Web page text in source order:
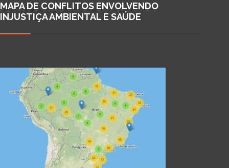
MAPA DE CONFLITOS ENVOLVENDO
INJUSTIÇA AMBIENTAL E SAÚDE